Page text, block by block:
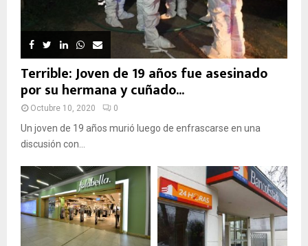
Terrible: Joven de 19 años fue asesinado
por su hermana y cuñado...
Octubre 10, 2020 0
Un joven de 19 años murió luego de enfrascarse en una
discusión con...